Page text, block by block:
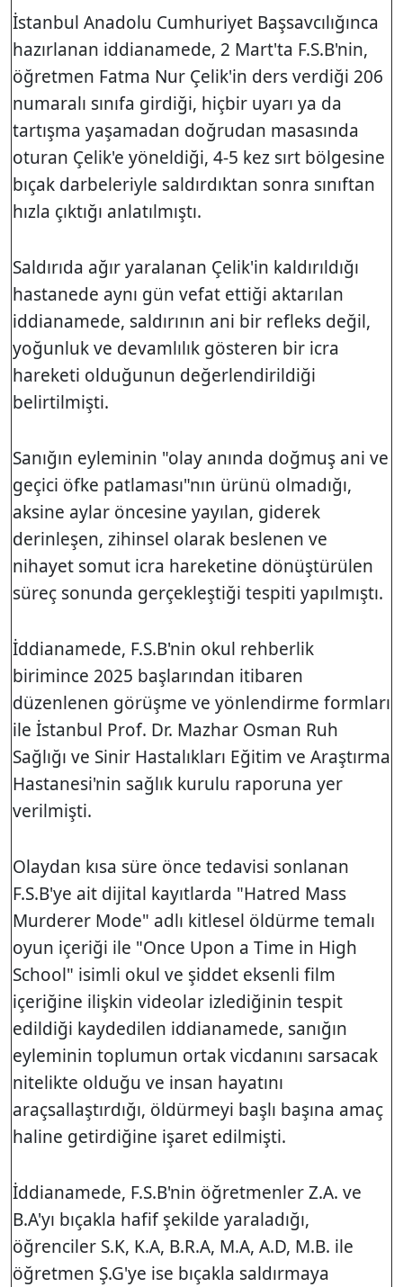
İstanbul Anadolu Cumhuriyet Başsavcılığınca
hazırlanan iddianamede, 2 Mart'ta F.S.B'nin,
öğretmen Fatma Nur Çelik'in ders verdiği 206
numaralı sınıfa girdiği, hiçbir uyarı ya da
tartışma yaşamadan doğrudan masasında
oturan Çelik'e yöneldiği, 4-5 kez sırt bölgesine
bıçak darbeleriyle saldırdıktan sonra sınıftan
hızla çıktığı anlatılmıştı.
Saldırıda ağır yaralanan Çelik'in kaldırıldığı
hastanede aynı gün vefat ettiği aktarılan
iddianamede, saldırının ani bir refleks değil,
yoğunluk ve devamlılık gösteren bir icra
hareketi olduğunun değerlendirildiği
belirtilmişti.
Sanığın eyleminin "olay anında doğmuş ani ve
geçici öfke patlaması"nın ürünü olmadığı,
aksine aylar öncesine yayılan, giderek
derinleşen, zihinsel olarak beslenen ve
nihayet somut icra hareketine dönüştürülen
süreç sonunda gerçekleştiği tespiti yapılmıştı.
İddianamede, F.S.B'nin okul rehberlik
birimince 2025 başlarından itibaren
düzenlenen görüşme ve yönlendirme formları
ile İstanbul Prof. Dr. Mazhar Osman Ruh
Sağlığı ve Sinir Hastalıkları Eğitim ve Araştırma
Hastanesi'nin sağlık kurulu raporuna yer
verilmişti.
Olaydan kısa süre önce tedavisi sonlanan
F.S.B'ye ait dijital kayıtlarda "Hatred Mass
Murderer Mode" adlı kitlesel öldürme temalı
oyun içeriği ile "Once Upon a Time in High
School" isimli okul ve şiddet eksenli film
içeriğine ilişkin videolar izlediğinin tespit
edildiği kaydedilen iddianamede, sanığın
eyleminin toplumun ortak vicdanını sarsacak
nitelikte olduğu ve insan hayatını
araçsallaştırdığı, öldürmeyi başlı başına amaç
haline getirdiğine işaret edilmişti.
İddianamede, F.S.B'nin öğretmenler Z.A. ve
B.A'yı bıçakla hafif şekilde yaraladığı,
öğrenciler S.K, K.A, B.R.A, M.A, A.D, M.B. ile
öğretmen Ş.G'ye ise bıçakla saldırmaya